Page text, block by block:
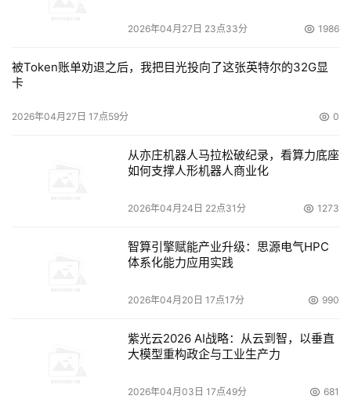
2026年04月27日 23点33分 1986
被Token账单劝退之后，我把目光投向了这张英特尔的32G显
卡
2026年04月27日 17点59分 0
从亦庄机器人马拉松破纪录，看算力底座
如何支撑人形机器人商业化
2026年04月24日 22点31分 1273
智算引擎赋能产业升级：思源电气HPC
体系化能力应用实践
2026年04月20日 17点17分 990
紫光云2026 AI战略：从云到智，以垂直
大模型重构政企与工业生产力
2026年04月03日 17点49分 681